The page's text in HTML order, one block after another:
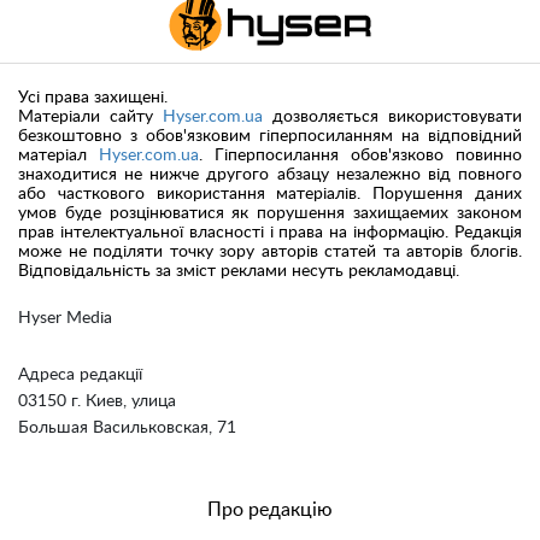
Hyser Media
Адреса редакції
03150 г. Киев, улица
Большая Васильковская, 71
Усі права захищені.
Матеріали сайту
Hyser.com.ua дозволяється використовувати
безкоштовно з обов'язковим гіперпосиланням на відповідний
матеріал
Hyser.com.ua. Гіперпосилання обов'язково повинно
знаходитися не нижче другого абзацу незалежно від повного
або часткового використання матеріалів. Порушення даних
умов буде розцінюватися як порушення захищаемих законом
прав інтелектуальної власності і права на інформацію. Редакція
може не поділяти точку зору авторів статей та авторів блогів.
Відповідальність за зміст реклами несуть рекламодавці.
Про редакцію